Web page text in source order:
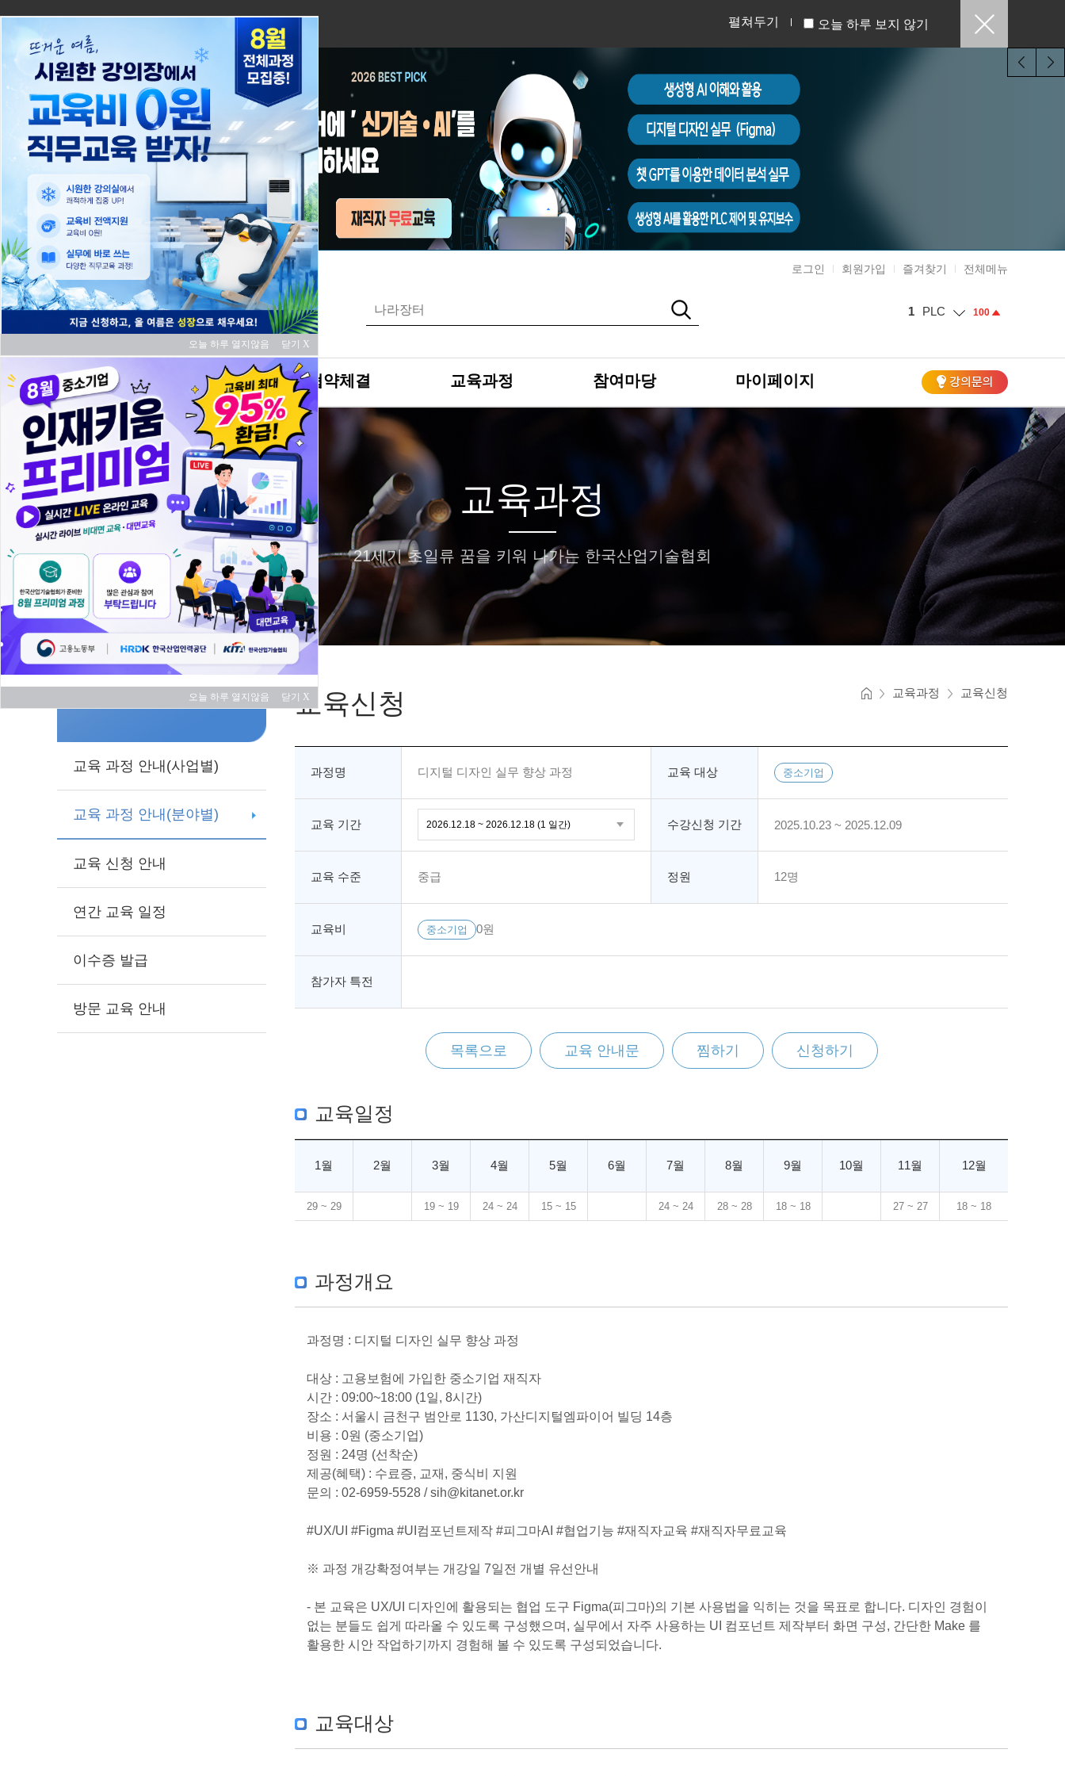
펼쳐두기 오늘 하루 보지 않기
로그인 회원가입 즐겨찾기 전체메뉴
1 PLC 100
KITA소개 협약체결 교육과정 참여마당 마이페이지
교육과정
21세기 초일류 꿈을 키워 나가는 한국산업기술협회
교육 과정
교육 과정 안내(사업별)
교육 과정 안내(분야별)
교육 신청 안내
연간 교육 일정
이수증 발급
방문 교육 안내
교육신청 교육과정 교육신청
과정명 디지털 디자인 실무 향상 과정 교육 대상 중소기업
교육 기간 수강신청 기간 2025.10.23 ~ 2025.12.09
교육 수준 중급 정원 12명
교육비 중소기업 0원
참가자 특전
목록으로 교육 안내문 찜하기 신청하기
교육일정
1월 2월 3월 4월 5월 6월 7월 8월 9월 10월 11월 12월
29 ~ 29 19 ~ 19 24 ~ 24 15 ~ 15 24 ~ 24 28 ~ 28 18 ~ 18 27 ~ 27 18 ~ 18
과정개요
과정명 : 디지털 디자인 실무 향상 과정
대상 : 고용보험에 가입한 중소기업 재직자
시간 : 09:00~18:00 (1일, 8시간)
장소 : 서울시 금천구 범안로 1130, 가산디지털엠파이어 빌딩 14층
비용 : 0원 (중소기업)
정원 : 24명 (선착순)
제공(혜택) : 수료증, 교재, 중식비 지원
문의 : 02-6959-5528 / sih@kitanet.or.kr
#UX/UI #Figma #UI컴포넌트제작 #피그마AI #협업기능 #재직자교육 #재직자무료교육
※ 과정 개강확정여부는 개강일 7일전 개별 유선안내
- 본 교육은 UX/UI 디자인에 활용되는 협업 도구 Figma(피그마)의 기본 사용법을 익히는 것을 목표로 합니다. 디자인 경험이
없는 분들도 쉽게 따라올 수 있도록 구성했으며, 실무에서 자주 사용하는 UI 컴포넌트 제작부터 화면 구성, 간단한 Make 를
활용한 시안 작업하기까지 경험해 볼 수 있도록 구성되었습니다.
교육대상
오늘 하루 열지않음 닫기 X
오늘 하루 열지않음 닫기 X